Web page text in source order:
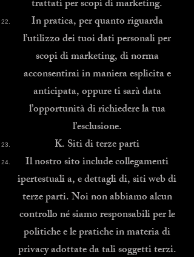
trattati per scopi di marketing.
In pratica, per quanto riguarda
l’utilizzo dei tuoi dati personali per
scopi di marketing, di norma
acconsentirai in maniera esplicita e
anticipata, oppure ti sarà data
l’opportunità di richiedere la tua
l’esclusione.
K. Siti di terze parti
Il nostro sito include collegamenti
ipertestuali a, e dettagli di, siti web di
terze parti. Noi non abbiamo alcun
controllo né siamo responsabili per le
politiche e le pratiche in materia di
privacy adottate da tali soggetti terzi.